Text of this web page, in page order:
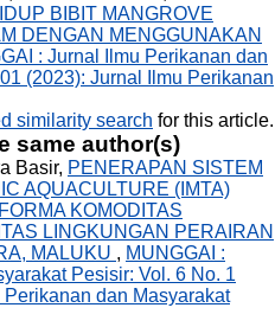
BIBIT MANGROVE
DENGAN MENGGUNAKAN
: Jurnal Ilmu Perikanan dan
(2023): Jurnal Ilmu Perikanan
similarity search for this article.
same author(s)
Basir, PENERAPAN SISTEM
AQUACULTURE (IMTA)
KOMODITAS
LINGKUNGAN PERAIRAN
MALUKU , MUNGGAI :
Pesisir: Vol. 6 No. 1
dan Masyarakat